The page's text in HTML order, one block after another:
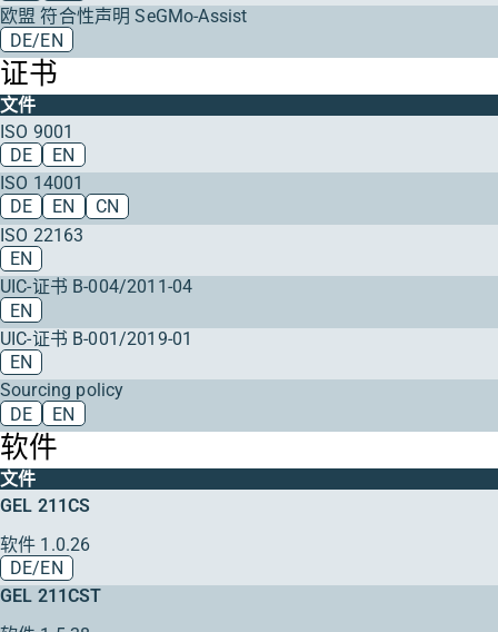
欧盟 符合性声明 SeGMo-Assist
DE/EN
证书
文件
ISO 9001
DE
EN
ISO 14001
DE
EN
CN
ISO 22163
EN
UIC-证书 B-004/2011-04
EN
UIC-证书 B-001/2019-01
EN
Sourcing policy
DE
EN
软件
文件
GEL 211CS
软件 1.0.26
DE/EN
GEL 211CST